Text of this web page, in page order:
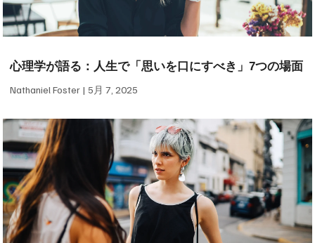
心理学が語る：人生で「思いを口にすべき」7つの場面
Nathaniel Foster 5月 7, 2025